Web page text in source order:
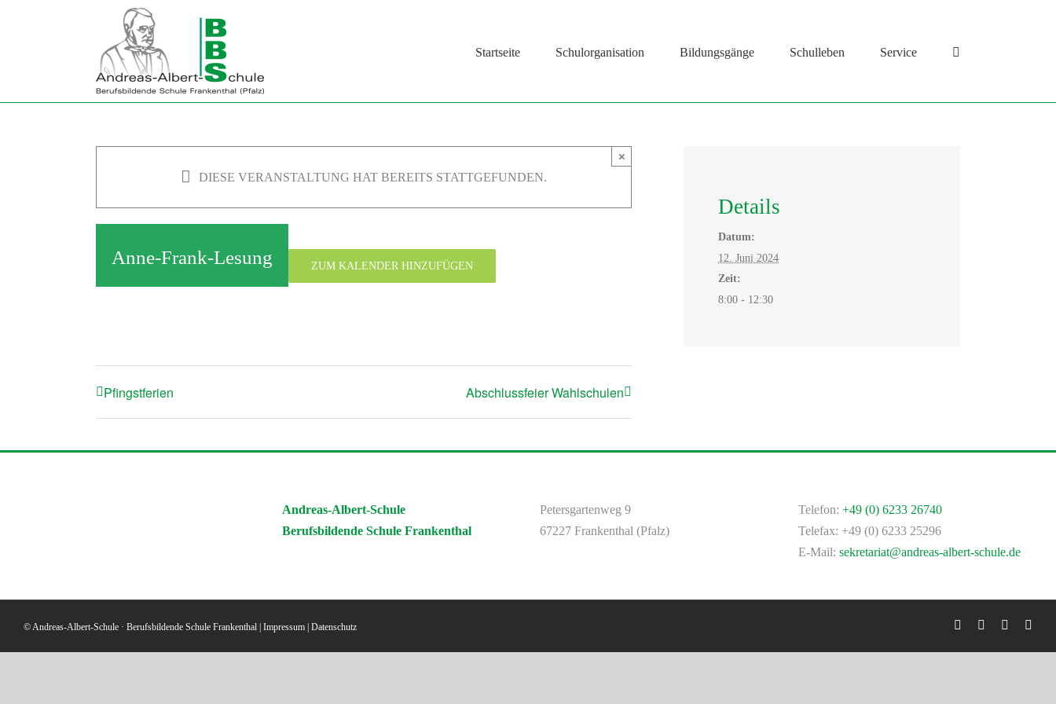
Startseite Schulorganisation Bildungsgänge Schulleben Service
DIESE VERANSTALTUNG HAT BEREITS STATTGEFUNDEN.
×
Anne-Frank-Lesung ZUM KALENDER HINZUFÜGEN
Pfingstferien Abschlussfeier Wahlschulen
Details
Datum:
12. Juni 2024
Zeit:
8:00 - 12:30
Andreas-Albert-Schule
Berufsbildende Schule Frankenthal
Petersgartenweg 9
67227 Frankenthal (Pfalz)
Telefon: +49 (0) 6233 26740
Telefax: +49 (0) 6233 25296
E-Mail: sekretariat@andreas-albert-schule.de
© Andreas-Albert-Schule · Berufsbildende Schule Frankenthal | Impressum | Datenschutz Facebook YouTube